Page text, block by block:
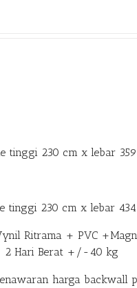
tinggi 230 cm x lebar
tinggi 230 cm x lebar
Ritrama + PVC
2 Hari Berat +/-40 kg
harga backwall